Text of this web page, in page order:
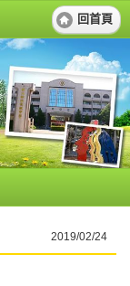
回首頁
2019/02/24